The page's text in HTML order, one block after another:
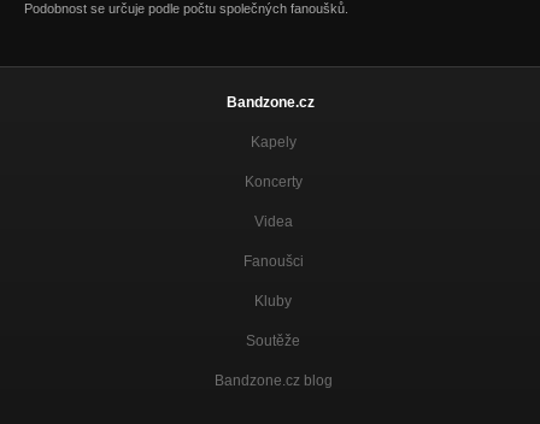
Podobnost se určuje podle počtu společných fanoušků.
Bandzone.cz
Kapely
Koncerty
Videa
Fanoušci
Kluby
Soutěže
Bandzone.cz blog